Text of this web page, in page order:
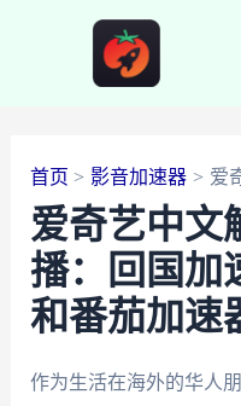
首页 影音加速器 爱
爱奇艺中文
播：回国加
和番茄加速
作为生活在海外的华人